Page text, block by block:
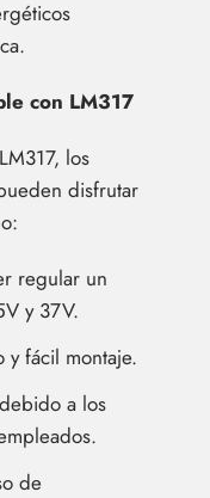
con LM317
los
disfrutar
regular un
y 37V.
fácil montaje.
a los
de